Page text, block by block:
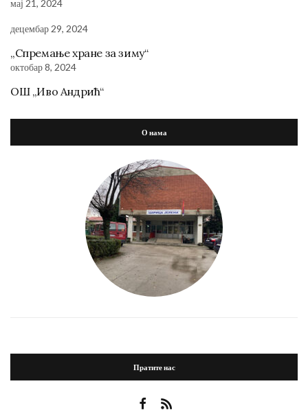
мај 21, 2024
децембар 29, 2024
„Спремање хране за зиму“
октобар 8, 2024
ОШ „Иво Андрић“
О нама
Пратите нас